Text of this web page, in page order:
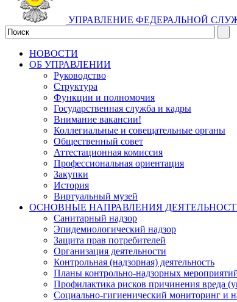
УПРАВЛЕНИЕ ФЕДЕРАЛЬНОЙ
НОВОСТИ
ОБ УПРАВЛЕНИИ
Руководство
Структура
Функции и полномочия
Государственная служба и кадры
Внимание вакансии!
Коллегиальные и совещательные органы
Общественный совет
Аттестационная комиссия
Профессиональная ориентация
Закупки
История
Виртуальный музей
ОСНОВНЫЕ НАПРАВЛЕНИЯ
Санитарный надзор
Эпидемиологический надзор
Защита прав потребителей
Организация деятельности
Контрольная (надзорная) деятельность
Планы контрольно-надзорных
Профилактика рисков причинения вреда
Социально-гигиенический мониторинг и